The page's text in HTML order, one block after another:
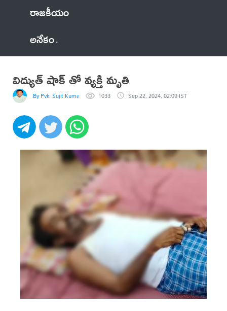
రాజకీయం
అనేకం
విద్యుత్ షాక్ తో వ్యక్తి మృతి
By Pvk. Sujit Kumar 1033 Sep 22, 2024, 02:09 IST